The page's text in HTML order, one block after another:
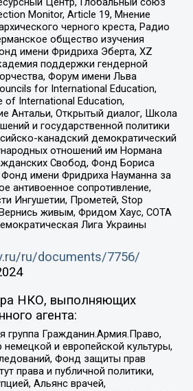
Monitor, Article 19, Мнение
черного креста, Радио
общество изучения
имени Фридриха Эберта, XZ
поддержки гендерной
Форум имени Льва
for International Education,
of International Education,
Антальи, Открытый диалог, Школа
и государственной политики
канадский демократический
отношений им Нормана
Свобод, Фонд Бориса
имени Фридриха Науманна за
антивоенное сопротивление,
Ингушетии, Прометей, Stop
живым, Фридом Хаус, СОТА
Лига Украины
ru/documents/7756/
НКО, выполняющих
агента:
группа Гражданин.Армия.Право,
и европейской культуры,
Фонд защиты прав
права и публичной политики,
Альянс врачей,